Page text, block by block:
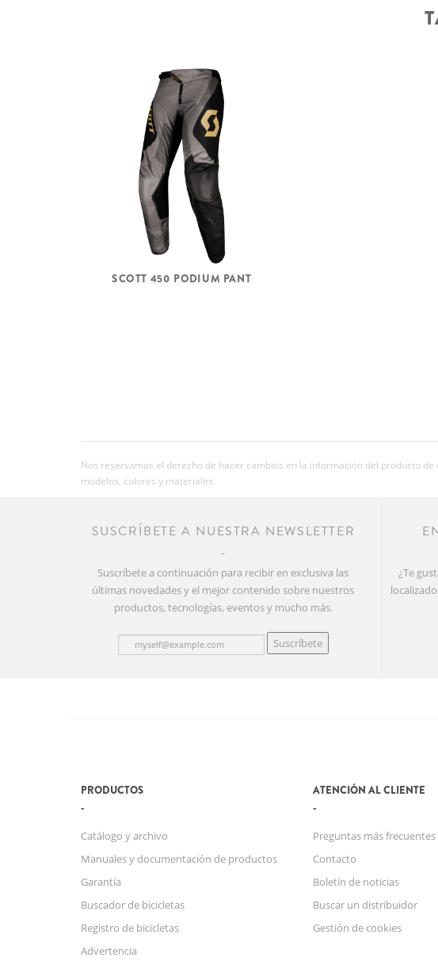
SCOTT 450 PODIUM PANT
Nos reservamos el derecho de hacer cambios en la información del producto
modelos, colores y materiales.
SUSCRÍBETE A NUESTRA NEWSLETTER
Suscríbete a continuación para recibir en exclusiva las
últimas novedades y el mejor contenido sobre nuestros
productos, tecnologías, eventos y mucho más.
Suscríbete
¿Te
PRODUCTOS
Catálogo y archivo
Manuales y documentación de productos
Garantía
Buscador de bicicletas
Registro de bicicletas
Advertencia
ATENCIÓN AL CLIENTE
Preguntas más frecuentes
Contacto
Boletín de noticias
Buscar un distribuidor
Gestión de cookies